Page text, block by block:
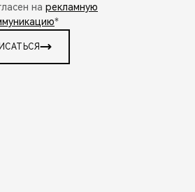
на рекламную
*